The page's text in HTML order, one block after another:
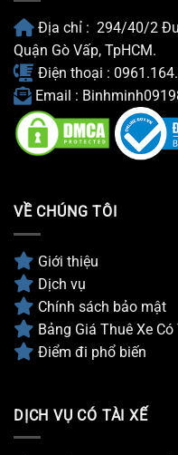
Địa chỉ : 294/40/2
Quận Gò Vấp, TpHCM.
Điện thoại :
Email :
VỀ CHÚNG TÔI
Giới thiệu
Dịch vụ
Chính sách bảo mật
Bảng Giá Thuê Xe Có
Điểm đi phổ biến
DỊCH VỤ CÓ TÀI XẾ